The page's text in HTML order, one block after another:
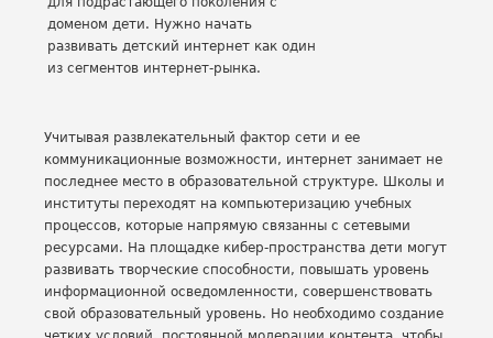
доменом дети. Нужно начать
развивать детский интернет как один
из сегментов интернет-рынка.
Учитывая развлекательный фактор сети и ее
коммуникационные возможности, интернет занимает не
последнее место в образовательной структуре. Школы и
институты переходят на компьютеризацию учебных
процессов, которые напрямую связанны с сетевыми
ресурсами. На площадке кибер-пространства дети могут
развивать творческие способности, повышать уровень
информационной осведомленности, совершенствовать
свой образовательный уровень. Но необходимо создание